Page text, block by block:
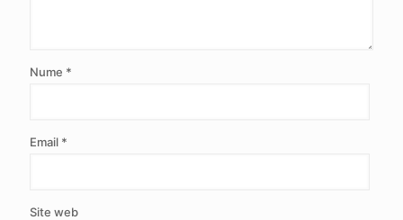
Nume *
Email *
Site web